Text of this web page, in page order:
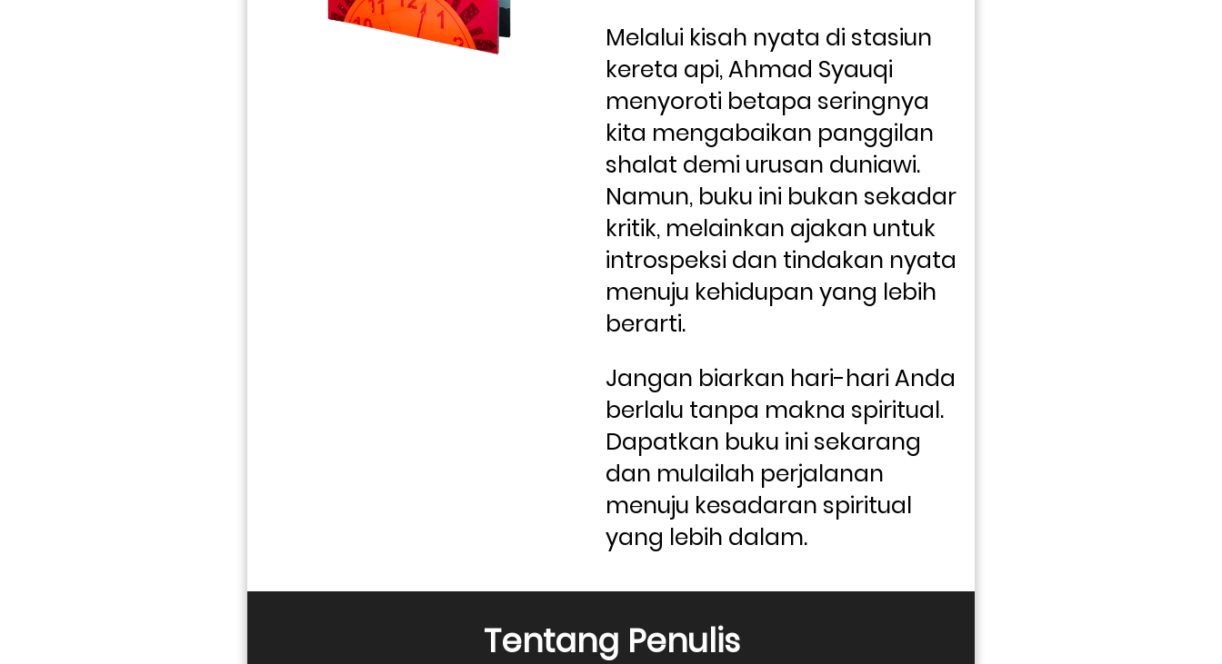
Melalui kisah nyata di stasiun
kereta api, Ahmad Syauqi
menyoroti betapa seringnya
kita mengabaikan panggilan
shalat demi urusan duniawi.
Namun, buku ini bukan sekadar
kritik, melainkan ajakan untuk
introspeksi dan tindakan nyata
menuju kehidupan yang lebih
berarti.
Jangan biarkan hari-hari Anda
berlalu tanpa makna spiritual.
Dapatkan buku ini sekarang
dan mulailah perjalanan
menuju kesadaran spiritual
yang lebih dalam.
Tentang Penulis